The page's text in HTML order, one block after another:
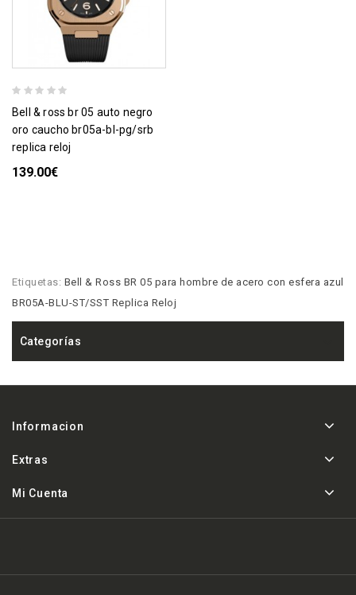
bell & ross br 05 auto negro
oro caucho br05a-bl-pg/srb
replica reloj
139.00€
Etiquetas: Bell & Ross BR 05 para hombre de acero con esfera azul
BR05A-BLU-ST/SST Replica Reloj
Categorías
Informacion
Extras
Mi Cuenta